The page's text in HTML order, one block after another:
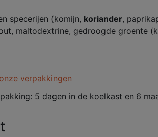
specerijen (komijn, koriander,
maltodextrine, gedroogde groente
verpakkingen
5 dagen in de koelkast en 6